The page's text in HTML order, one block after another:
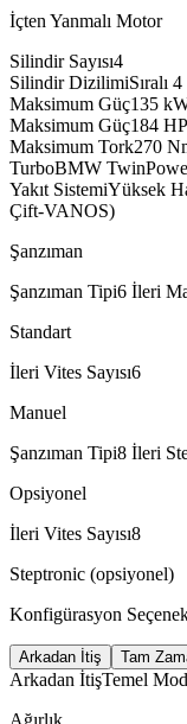
İçten Yanmalı Motor
Silindir Sayısı4
Silindir DizilimiSıralı
Maksimum Güç135
Maksimum Güç184 HP
Maksimum Tork270
TurboBMW
Yakıt SistemiYüksek
Çift-VANOS)
Şanzıman
Şanzıman Tipi6 İleri
Standart
İleri Vites Sayısı6
Manuel
Şanzıman Tipi8 İleri
Opsiyonel
İleri Vites Sayısı8
Steptronic (opsiyonel)
Konfigürasyon
Arkadan İtiş Tam
Arkadan İtişTemel
Ağırlık